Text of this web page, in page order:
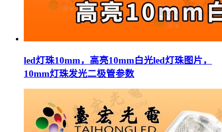
led灯珠10mm，高亮10mm白光led灯珠图片，
10mm灯珠发光二极管参数